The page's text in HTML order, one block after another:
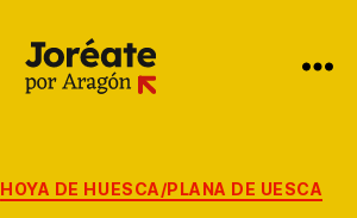
HOYA DE HUESCA/PLANA DE UESCA